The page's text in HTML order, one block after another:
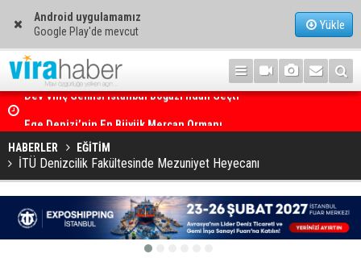
Android uygulamamız
Google Play'de mevcut
Yükle
HABERLER EĞİTİM
İTÜ Denizcilik Fakültesinde Mezuniyet Heyecanı